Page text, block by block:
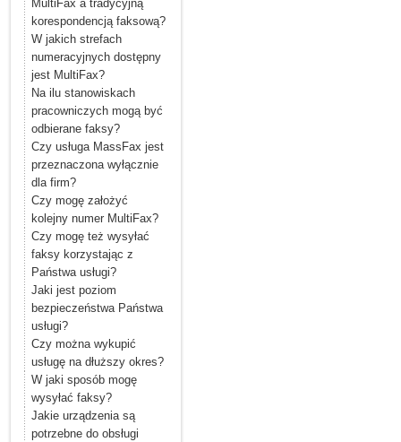
MultiFax a tradycyjną
korespondencją faksową?
W jakich strefach
numeracyjnych dostępny
jest MultiFax?
Na ilu stanowiskach
pracowniczych mogą być
odbierane faksy?
Czy usługa MassFax jest
przeznaczona wyłącznie
dla firm?
Czy mogę założyć
kolejny numer MultiFax?
Czy mogę też wysyłać
faksy korzystając z
Państwa usługi?
Jaki jest poziom
bezpieczeństwa Państwa
usługi?
Czy można wykupić
usługę na dłuższy okres?
W jaki sposób mogę
wysyłać faksy?
Jakie urządzenia są
potrzebne do obsługi